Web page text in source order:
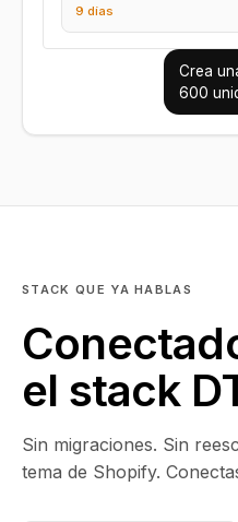
9 días
Crea
600
STACK QUE YA HABLAS
el stack
Sin migraciones. Sin
tema de Shopify.